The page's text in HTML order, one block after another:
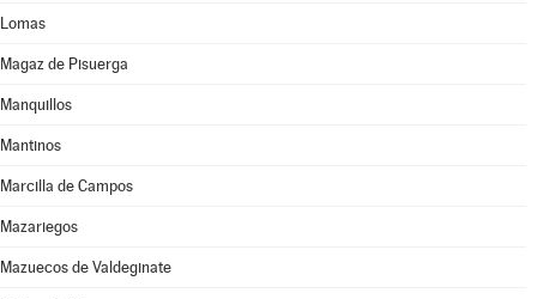
Lomas
Magaz de Pisuerga
Manquillos
Mantinos
Marcilla de Campos
Mazariegos
Mazuecos de Valdeginate